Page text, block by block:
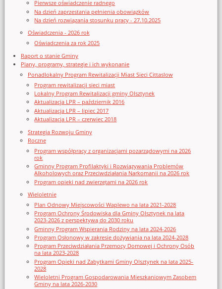
Pierwsze oświadczenie radnego
Na dzień zaprzestania pełnienia obowiązków
Na dzień rozwiązania stosunku pracy - 27.10.2025
Oświadczenia - 2026 rok
Oświadczenia za rok 2025
Raport o stanie Gminy
Plany, programy, strategie i ich wykonanie
Ponadlokalny Program Rewitalizacji Miast Sieci Cittaslow
Program rewitalizacji sieci miast
Lokalny Program Rewitalizacji gminy Olsztynek
Aktualizacja LPR – październik 2016
Aktualizacja LPR – lipiec 2017
Aktualizacja LPR – czerwiec 2018
Strategia Rozwoju Gminy
Roczne
Program współpracy z organizacjami pozarządowymi na 2026
rok
Gminny Program Profilaktyki i Rozwiązywania Problemów
Alkoholowych oraz Przeciwdziałania Narkomanii na 2026 rok
Program opieki nad zwierzętami na 2026 rok
Wieloletnie
Plan Odnowy Miejscowości Waplewo na lata 2021-2028
Program Ochrony Środowiska dla Gminy Olsztynek na lata
2023-2026 z perspektywą do 2030 roku
Gminny Program Wspierania Rodziny na lata 2024-2026
Program Osłonowy w zakresie dożywiania na lata 2024-2028
Program Przeciwdziałania Przemocy Domowej i Ochrony Osób
na lata 2023-2028
Program Opieki nad Zabytkami Gminy Olsztynek na lata 2025-
2028
Wieloletni Program Gospodarowania Mieszkaniowym Zasobem
Gminy na lata 2026-2030